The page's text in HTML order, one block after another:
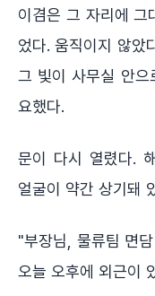
이겸은 그 자리에 그
었다. 움직이지 않았
그 빛이 사무실 안
요했다.
문이 다시 열렸다.
얼굴이 약간 상기돼
"부장님, 물류팀 면
오늘 오후에 외근이